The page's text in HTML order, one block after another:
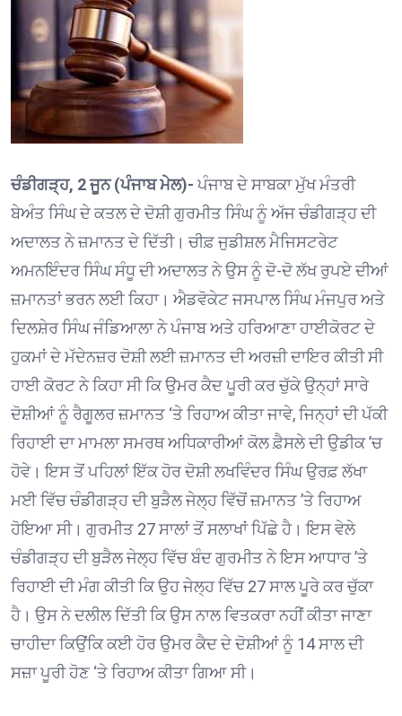
ਚੰਡੀਗੜ੍ਹ, 2 ਜੂਨ (ਪੰਜਾਬ ਮੇਲ)- ਪੰਜਾਬ ਦੇ ਸਾਬਕਾ ਮੁੱਖ ਮੰਤਰੀ
ਬੇਅੰਤ ਸਿੰਘ ਦੇ ਕਤਲ ਦੇ ਦੋਸ਼ੀ ਗੁਰਮੀਤ ਸਿੰਘ ਨੂੰ ਅੱਜ ਚੰਡੀਗੜ੍ਹ ਦੀ
ਅਦਾਲਤ ਨੇ ਜ਼ਮਾਨਤ ਦੇ ਦਿੱਤੀ। ਚੀਫ਼ ਜੁਡੀਸ਼ਲ ਮੈਜਿਸਟਰੇਟ
ਅਮਨਇੰਦਰ ਸਿੰਘ ਸੰਧੂ ਦੀ ਅਦਾਲਤ ਨੇ ਉਸ ਨੂੰ ਦੋ-ਦੋ ਲੱਖ ਰੁਪਏ ਦੀਆਂ
ਜ਼ਮਾਨਤਾਂ ਭਰਨ ਲਈ ਕਿਹਾ। ਐਡਵੋਕੇਟ ਜਸਪਾਲ ਸਿੰਘ ਮੰਜਪੁਰ ਅਤੇ
ਦਿਲਸ਼ੇਰ ਸਿੰਘ ਜੰਡਿਆਲਾ ਨੇ ਪੰਜਾਬ ਅਤੇ ਹਰਿਆਣਾ ਹਾਈਕੋਰਟ ਦੇ
ਹੁਕਮਾਂ ਦੇ ਮੱਦੇਨਜ਼ਰ ਦੋਸ਼ੀ ਲਈ ਜ਼ਮਾਨਤ ਦੀ ਅਰਜ਼ੀ ਦਾਇਰ ਕੀਤੀ ਸੀ
ਹਾਈ ਕੋਰਟ ਨੇ ਕਿਹਾ ਸੀ ਕਿ ਉਮਰ ਕੈਦ ਪੂਰੀ ਕਰ ਚੁੱਕੇ ਉਨ੍ਹਾਂ ਸਾਰੇ
ਦੋਸ਼ੀਆਂ ਨੂੰ ਰੈਗੂਲਰ ਜ਼ਮਾਨਤ ‘ਤੇ ਰਿਹਾਅ ਕੀਤਾ ਜਾਵੇ, ਜਿਨ੍ਹਾਂ ਦੀ ਪੱਕੀ
ਰਿਹਾਈ ਦਾ ਮਾਮਲਾ ਸਮਰਥ ਅਧਿਕਾਰੀਆਂ ਕੋਲ ਫ਼ੈਸਲੇ ਦੀ ਉਡੀਕ ’ਚ
ਹੋਵੇ। ਇਸ ਤੋਂ ਪਹਿਲਾਂ ਇੱਕ ਹੋਰ ਦੋਸ਼ੀ ਲਖਵਿੰਦਰ ਸਿੰਘ ਉਰਫ਼ ਲੱਖਾ
ਮਈ ਵਿੱਚ ਚੰਡੀਗੜ੍ਹ ਦੀ ਬੁੜੈਲ ਜੇਲ੍ਹ ਵਿੱਚੋਂ ਜ਼ਮਾਨਤ ’ਤੇ ਰਿਹਾਅ
ਹੋਇਆ ਸੀ। ਗੁਰਮੀਤ 27 ਸਾਲਾਂ ਤੋਂ ਸਲਾਖਾਂ ਪਿੱਛੇ ਹੈ। ਇਸ ਵੇਲੇ
ਚੰਡੀਗੜ੍ਹ ਦੀ ਬੁੜੈਲ ਜੇਲ੍ਹ ਵਿੱਚ ਬੰਦ ਗੁਰਮੀਤ ਨੇ ਇਸ ਆਧਾਰ ’ਤੇ
ਰਿਹਾਈ ਦੀ ਮੰਗ ਕੀਤੀ ਕਿ ਉਹ ਜੇਲ੍ਹ ਵਿੱਚ 27 ਸਾਲ ਪੂਰੇ ਕਰ ਚੁੱਕਾ
ਹੈ। ਉਸ ਨੇ ਦਲੀਲ ਦਿੱਤੀ ਕਿ ਉਸ ਨਾਲ ਵਿਤਕਰਾ ਨਹੀਂ ਕੀਤਾ ਜਾਣਾ
ਚਾਹੀਦਾ ਕਿਉਂਕਿ ਕਈ ਹੋਰ ਉਮਰ ਕੈਦ ਦੇ ਦੋਸ਼ੀਆਂ ਨੂੰ 14 ਸਾਲ ਦੀ
ਸਜ਼ਾ ਪੂਰੀ ਹੋਣ ‘ਤੇ ਰਿਹਾਅ ਕੀਤਾ ਗਿਆ ਸੀ।